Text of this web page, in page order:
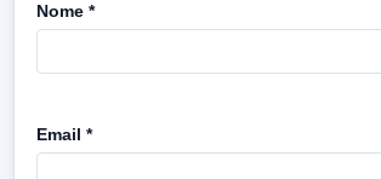
Nome *
Email *